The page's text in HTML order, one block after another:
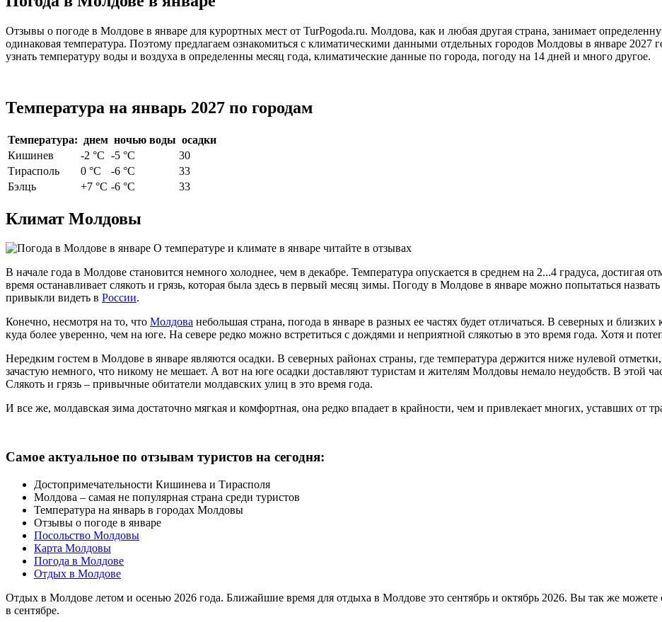
Отзывы о погоде в Молдове в январе для курортных мест от TurPogoda.ru. Молдова, как и любая другая страна, занимает
одинаковая температура. Поэтому предлагаем ознакомиться с климатическими данными отдельных городов Молдовы в январе
узнать температуру воды и воздуха в определенны месяц года, климатические данные по города, погоду на 14 дней и много другое.
Температура на январь 2027 по городам
Температура: днем ночью воды осадки
Кишинев
-2 °С -5 °С
30
Тирасполь
0 °С -6 °С
33
Бэлць
+7 °С -6 °С 33
Климат Молдовы
О температуре и климате в январе читайте в отзывах
В начале года в Молдове становится немного холоднее, чем в декабре. Температура опускается в среднем на 2...4 градуса, достигая
время останавливает слякоть и грязь, которая была здесь в первый месяц зимы. Погоду в Молдове в январе можно попытаться
привыкли видеть в России.
Конечно, несмотря на то, что Молдова небольшая страна, погода в январе в разных ее частях будет отличаться. В северных и
куда более уверенно, чем на юге. На севере редко можно встретиться с дождями и неприятной слякотью в это время года. Хотя и
Нередким гостем в Молдове в январе являются осадки. В северных районах страны, где температура держится ниже нулевой
зачастую немного, что никому не мешает. А вот на юге осадки доставляют туристам и жителям Молдовы немало неудобств. В этой
Слякоть и грязь – привычные обитатели молдавских улиц в это время года.
И все же, молдавская зима достаточно мягкая и комфортная, она редко впадает в крайности, чем и привлекает многих, уставших от
Самое актуальное по отзывам туристов на сегодня:
Достопримечательности Кишинева и Тирасполя
Молдова – самая не популярная страна среди туристов
Температура на январь в городах Молдовы
Отзывы о погоде в январе
Посольство Молдовы
Карта Молдовы
Погода в Молдове
Отдых в Молдове
Отдых в Молдове летом и осенью 2026 года. Ближайшие время для отдыха в Молдове это сентябрь и октябрь 2026. Вы так же можете
в сентябре.